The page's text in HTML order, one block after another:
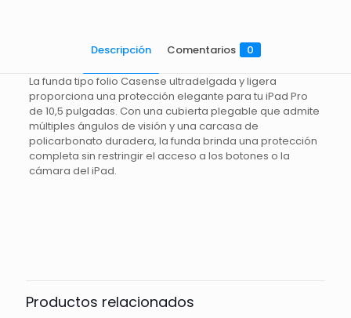
Descripción Comentarios 0
La funda tipo folio Casense ultradelgada y ligera
proporciona una protección elegante para tu iPad Pro
de 10,5 pulgadas. Con una cubierta plegable que admite
múltiples ángulos de visión y una carcasa de
policarbonato duradera, la funda brinda una protección
completa sin restringir el acceso a los botones o la
cámara del iPad.
Productos relacionados